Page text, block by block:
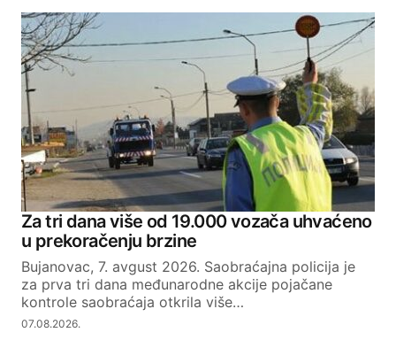
Za tri dana više od 19.000 vozača uhvaćeno
u prekoračenju brzine
Bujanovac, 7. avgust 2026. Saobraćajna policija je
za prva tri dana međunarodne akcije pojačane
kontrole saobraćaja otkrila više…
07.08.2026.